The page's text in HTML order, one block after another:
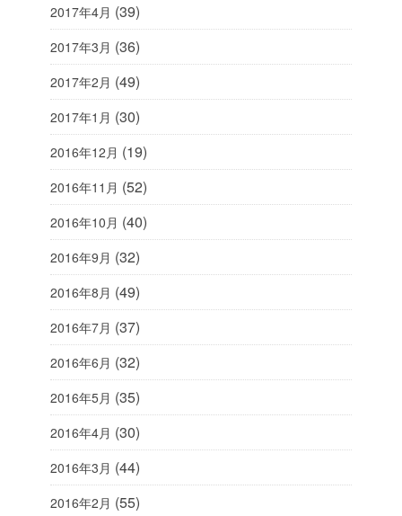
2017年4月 (39)
2017年3月 (36)
2017年2月 (49)
2017年1月 (30)
2016年12月 (19)
2016年11月 (52)
2016年10月 (40)
2016年9月 (32)
2016年8月 (49)
2016年7月 (37)
2016年6月 (32)
2016年5月 (35)
2016年4月 (30)
2016年3月 (44)
2016年2月 (55)